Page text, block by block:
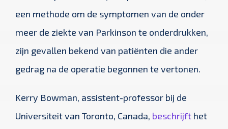
een methode om de symptomen van de onder
meer de ziekte van Parkinson te onderdrukken,
zijn gevallen bekend van patiënten die ander
gedrag na de operatie begonnen te vertonen.
Kerry Bowman, assistent-professor bij de
Universiteit van Toronto, Canada, beschrijfthet